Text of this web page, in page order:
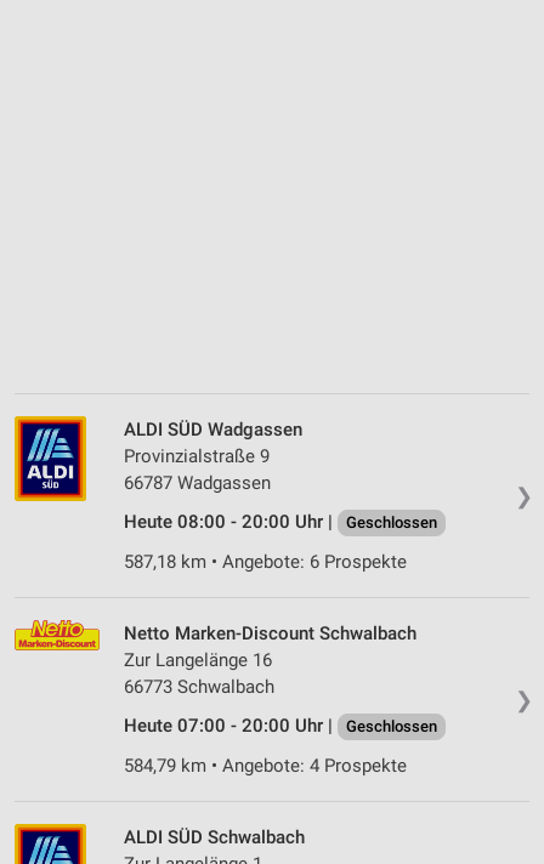
❯
ALDI SÜD Wadgassen
Provinzialstraße 9
66787 Wadgassen
Heute 08:00 - 20:00 Uhr |
Geschlossen
587,18 km • Angebote: 6 Prospekte
❯
Netto Marken-Discount Schwalbach
Zur Langelänge 16
66773 Schwalbach
Heute 07:00 - 20:00 Uhr |
Geschlossen
584,79 km • Angebote: 4 Prospekte
ALDI SÜD Schwalbach